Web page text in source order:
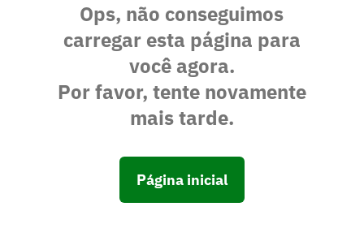
Ops, não conseguimos
carregar esta página para
você agora.
Por favor, tente novamente
mais tarde.
Página inicial